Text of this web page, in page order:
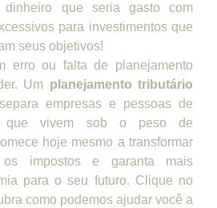
dinheiro que seria gasto com
para investimentos que
seus objetivos!
erro ou falta de planejamento
Um planejamento tributário
empresas e pessoas de
que vivem sob o peso de
hoje mesmo a transformar
impostos e garanta mais
para o seu futuro. Clique no
como podemos ajudar você a